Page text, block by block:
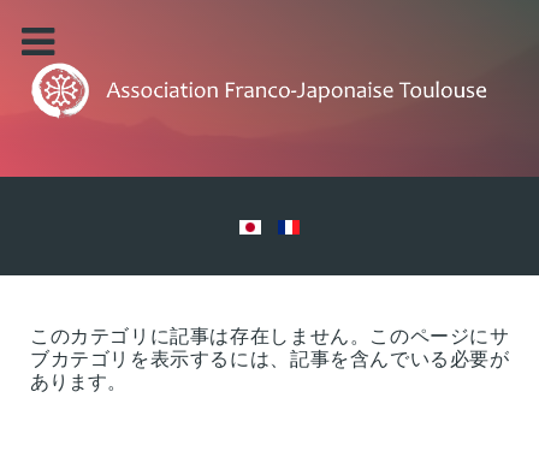
このカテゴリに記事は存在しません。このページにサ
ブカテゴリを表示するには、記事を含んでいる必要が
あります。